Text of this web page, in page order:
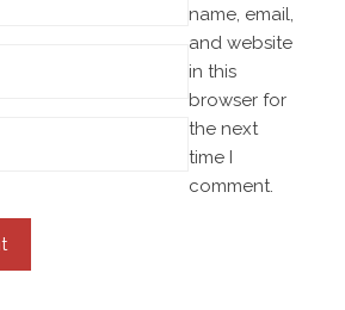
name, email,
and website
in this
browser for
the next
time I
comment.